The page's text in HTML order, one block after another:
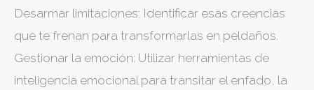
Desarmar limitaciones: Identificar esas creencias
que te frenan para transformarlas en peldaños.
Gestionar la emoción: Utilizar herramientas de
inteligencia emocional para transitar el enfado, la